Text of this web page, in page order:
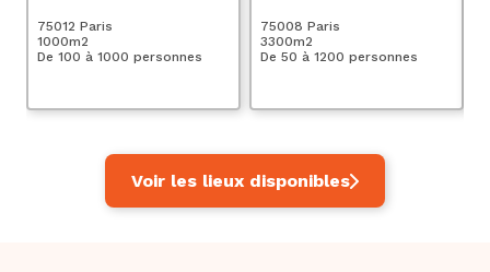
75012 Paris
1000m2
De 100 à 1000 personnes
75008 Paris
3300m2
De 50 à 1200 personnes
Voir les lieux disponibles